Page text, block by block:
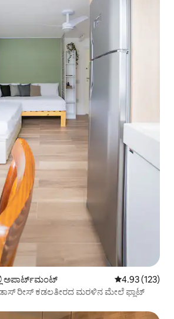
ಅಪಾರ್ಟ್‌ಮಂಟ್ 5 ರಲ್ಲಿ 4.93
4.93 (123)
ಡಾಸ್ ರೀಸ್ ಕಡಲತೀರದ ಮರಳಿನ ಮೇಲೆ ಫ್ಲಾಟ್